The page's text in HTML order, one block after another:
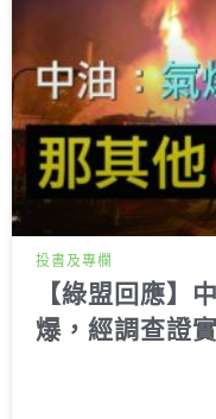
投書及專欄
【綠盟回應】
爆，經調查證